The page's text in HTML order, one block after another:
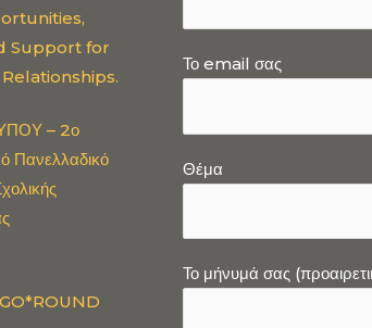
Support for
– 2ο
Πανελλαδικό
Το email σας
Θέμα
Το μήνυμά σας